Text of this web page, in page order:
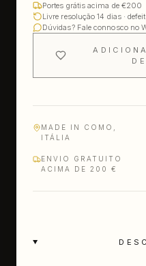
Portes grátis acima de €200
Livre resolução 14 dias ·
Dúvidas? Fale connosco no
MADE IN COMO,
ITÁLIA
ENVIO GRATUITO
ACIMA DE 200 €